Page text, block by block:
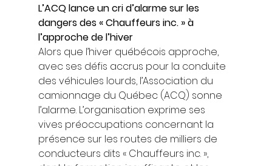
L’ACQ lance un cri d’alarme sur les
dangers des « Chauffeurs inc. » à
l’approche de l’hiver
Alors que l’hiver québécois approche,
avec ses défis accrus pour la conduite
des véhicules lourds, l’Association du
camionnage du Québec (ACQ) sonne
l’alarme. L’organisation exprime ses
vives préoccupations concernant la
présence sur les routes de milliers de
conducteurs dits « Chauffeurs inc. »,